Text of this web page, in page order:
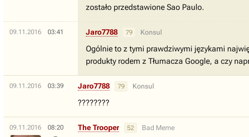
zostało przedstawione Sao Paulo.
09.11.2016 03:41 Jaro7788 79 Konsul
Ogólnie to z tymi prawdziwymi językami
produkty rodem z Tłumacza Google, a czy
09.11.2016 03:39 Jaro7788 79 Konsul
????????
09.11.2016 08:20 The Trooper 52 Bad Meme